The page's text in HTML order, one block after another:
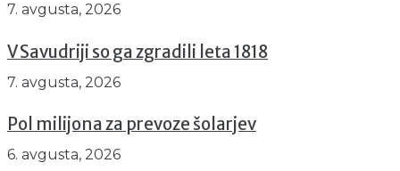
7. avgusta, 2026
V Savudriji so ga zgradili leta 1818
7. avgusta, 2026
Pol milijona za prevoze šolarjev
6. avgusta, 2026